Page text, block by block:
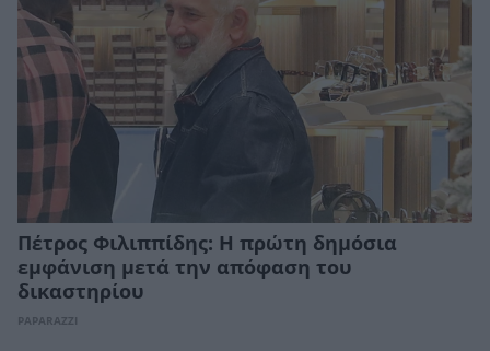
Πέτρος Φιλιππίδης: Η πρώτη δημόσια
εμφάνιση μετά την απόφαση του
δικαστηρίου
PAPARAZZI